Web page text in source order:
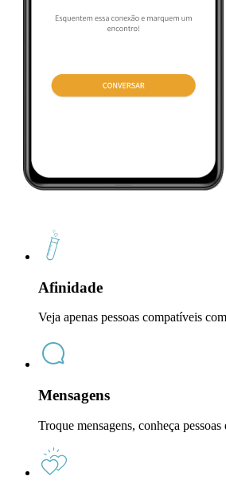
Afinidade
Veja apenas pessoas compatíveis
Mensagens
Troque mensagens, conheça